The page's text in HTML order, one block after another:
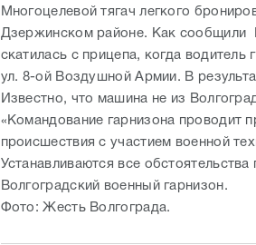
Многоцелевой тягач легкого
Дзержинском районе. Как сообщили
скатилась с прицепа, когда водитель
ул. 8-ой Воздушной Армии. В
Известно, что машина не из
«Командование гарнизона проводит
происшествия с участием военной
Устанавливаются все
Волгоградский военный гарнизон.
Фото: Жесть Волгограда.